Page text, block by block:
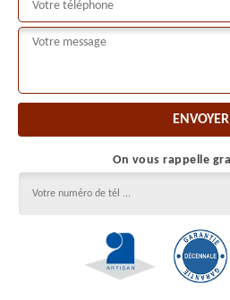
On vous rappelle